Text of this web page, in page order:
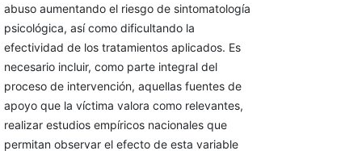
abu­so aumentando el riesgo de sintomatología
psicológica, así como dificultando la
efectividad de los tratamientos aplicados. Es
necesario incluir, como parte integral del
proceso de intervención, aquellas fuentes de
apoyo que la víctima valora como relevantes,
realizar estudios em­píricos nacionales que
permitan observar el efecto de esta variable